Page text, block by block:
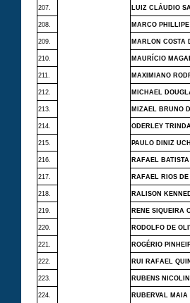
207. LUIZ CLÁUDIO
208. MARCO
209. MARLON COSTA
210. MAURÍCIO
211. MAXIMIANO
212. MICHAEL
213. MIZAEL BRUNO
214. ODERLEY
215. PAULO DINIZ
216. RAFAEL
217. RAFAEL RIOS DE
218. RALISON
219. RENE SIQUEIRA
220. RODOLFO DE
221. ROGÉRIO
222. RUI RAFAEL
223. RUBENS
224. RUBERVAL MAIA